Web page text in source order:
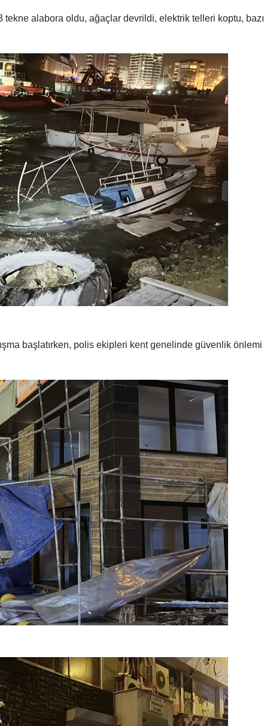
tekne alabora oldu, ağaçlar devrildi, elektrik telleri koptu, bazı
başlatırken, polis ekipleri kent genelinde güvenlik önlemi